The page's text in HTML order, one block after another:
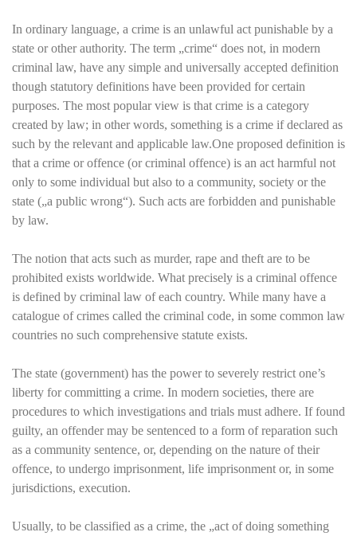
In ordinary language, a crime is an unlawful act punishable by a
state or other authority. The term „crime“ does not, in modern
criminal law, have any simple and universally accepted definition
though statutory definitions have been provided for certain
purposes. The most popular view is that crime is a category
created by law; in other words, something is a crime if declared as
such by the relevant and applicable law.One proposed definition is
that a crime or offence (or criminal offence) is an act harmful not
only to some individual but also to a community, society or the
state („a public wrong“). Such acts are forbidden and punishable
by law.
The notion that acts such as murder, rape and theft are to be
prohibited exists worldwide. What precisely is a criminal offence
is defined by criminal law of each country. While many have a
catalogue of crimes called the criminal code, in some common law
countries no such comprehensive statute exists.
The state (government) has the power to severely restrict one’s
liberty for committing a crime. In modern societies, there are
procedures to which investigations and trials must adhere. If found
guilty, an offender may be sentenced to a form of reparation such
as a community sentence, or, depending on the nature of their
offence, to undergo imprisonment, life imprisonment or, in some
jurisdictions, execution.
Usually, to be classified as a crime, the „act of doing something